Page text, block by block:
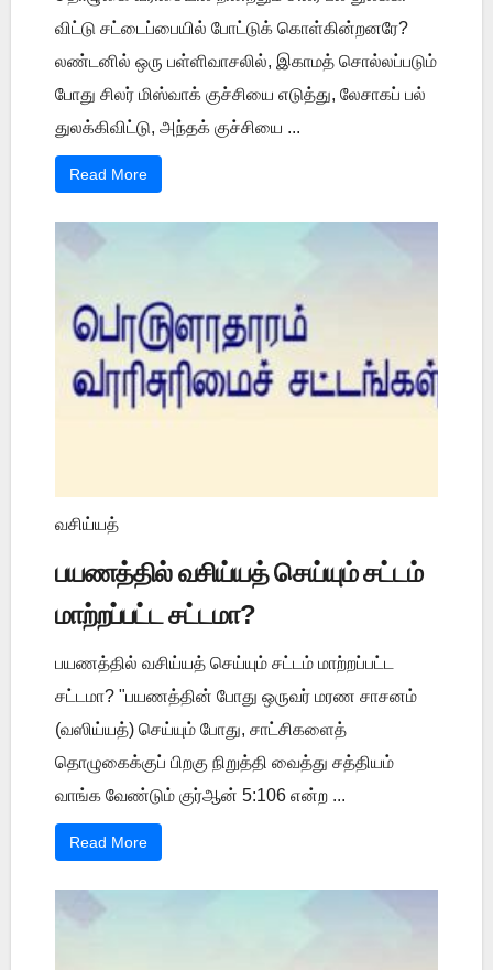
விட்டு சட்டைப்பையில் போட்டுக் கொள்கின்றனரே?
லண்டனில் ஒரு பள்ளிவாசலில், இகாமத் சொல்லப்படும்
போது சிலர் மிஸ்வாக் குச்சியை எடுத்து, லேசாகப் பல்
துலக்கிவிட்டு, அந்தக் குச்சியை ...
Read More
வசிய்யத்
பயணத்தில் வசிய்யத் செய்யும் சட்டம்
மாற்றப்பட்ட சட்டமா?
பயணத்தில் வசிய்யத் செய்யும் சட்டம் மாற்றப்பட்ட
சட்டமா? "பயணத்தின் போது ஒருவர் மரண சாசனம்
(வஸிய்யத்) செய்யும் போது, சாட்சிகளைத்
தொழுகைக்குப் பிறகு நிறுத்தி வைத்து சத்தியம்
வாங்க வேண்டும் குர்ஆன் 5:106 என்ற ...
Read More